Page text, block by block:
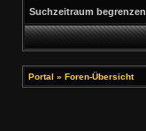
Suchzeitraum
Portal » Foren-Übersicht